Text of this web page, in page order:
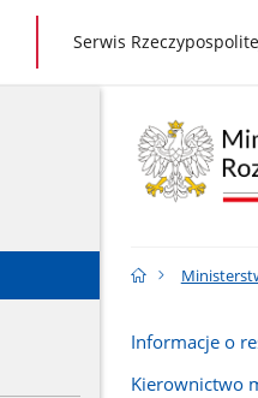
gov.pl
Serwis
Informacje o
Kierownictwo